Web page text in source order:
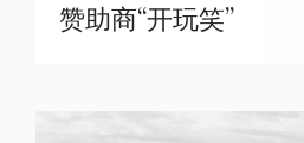
赞助商“开玩笑”